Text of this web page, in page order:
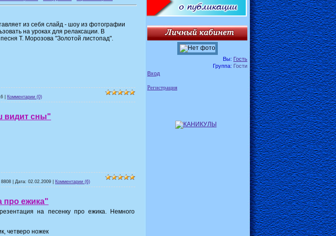
из себя слайд - шоу из фотографии
на уроках для релаксации. В
Т. Морозова "Золотой листопад".
Комментарии (0)
видит сны"
8808 | Дата: 02.02.2009 Комментарии (6)
про ежика"
на песенку про ежика. Немного
четверо ножек
Вы: Гость
Группа: Гости
Вход
Регистрация